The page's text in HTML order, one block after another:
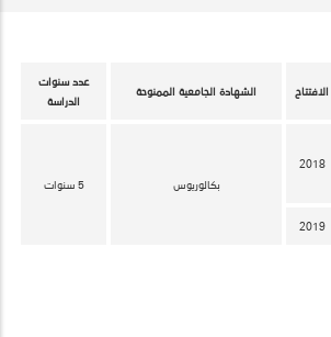
الافتتاح الشهادة الجامعية الممنوحة
عدد سنوات
الدراسة
2018
بكالوريوس
5 سنوات
2019